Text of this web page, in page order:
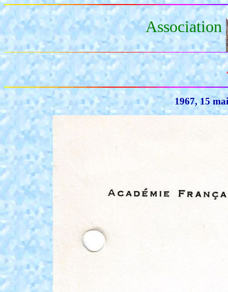
Association
1967, 15